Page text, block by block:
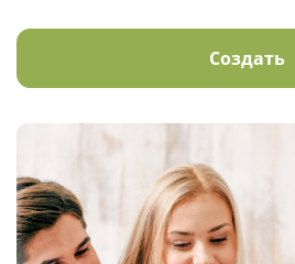
Создать